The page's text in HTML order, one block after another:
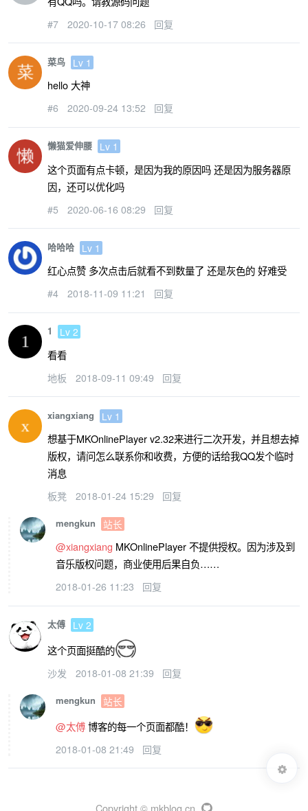
#7 2020-10-17 08:26 回复
菜鸟 Lv 1
hello 大神
#6 2020-09-24 13:52 回复
懒猫爱伸腰 Lv 1
这个页面有点卡顿，是因为我的原因吗 还是因为服务器原
因，还可以优化吗
#5 2020-06-16 08:29 回复
哈哈哈 Lv 1
红心点赞 多次点击后就看不到数量了 还是灰色的 好难受
#4 2018-11-09 11:21 回复
1 Lv 2
看看
地板 2018-09-11 09:49 回复
xiangxiang Lv 1
想基于MKOnlinePlayer v2.32来进行二次开发，并且想去掉
版权，请问怎么联系你和收费，方便的话给我QQ发个临时
消息
板凳 2018-01-24 15:29 回复
mengkun 站长
@xiangxiang MKOnlinePlayer 不提供授权。因为涉及到
音乐版权问题，商业使用后果自负……
2018-01-26 11:23 回复
太傅 Lv 2
这个页面挺酷的
沙发 2018-01-08 21:39 回复
mengkun 站长
@太傅 博客的每一个页面都酷！
2018-01-08 21:49 回复
Copyright © mkblog.cn